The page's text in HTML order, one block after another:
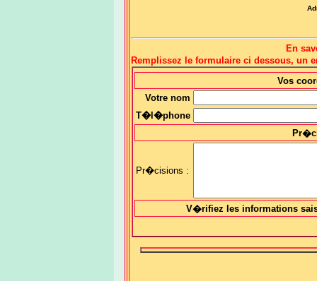
En
Remplissez le formulaire ci dessous, un
Vos
Votre nom
T�l�phone
Pr�cisions :
V�rifiez les informations